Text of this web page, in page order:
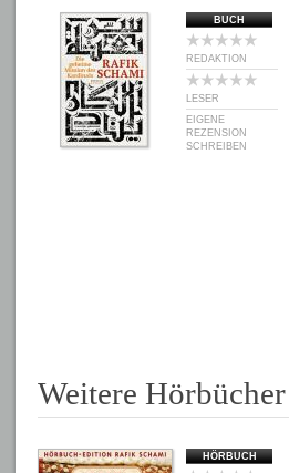
BUCH
REDAKTION
LESER
EIGENE
REZENSION
SCHREIBEN
Weitere
HÖRBUCH